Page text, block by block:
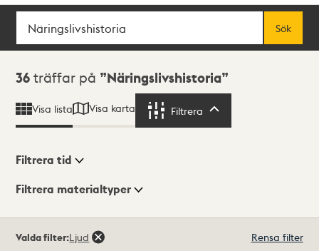
Sök
Sök
Sökresultat
36 träffar på Näringslivshistoria
Visa lista Visa karta Filtrera
Visningsläge
Filtrera tid
Filtrera materialtyper
träffar
Valda filter:Ljud Rensa filter